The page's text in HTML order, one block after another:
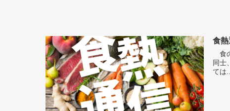
食
食
同士
ては